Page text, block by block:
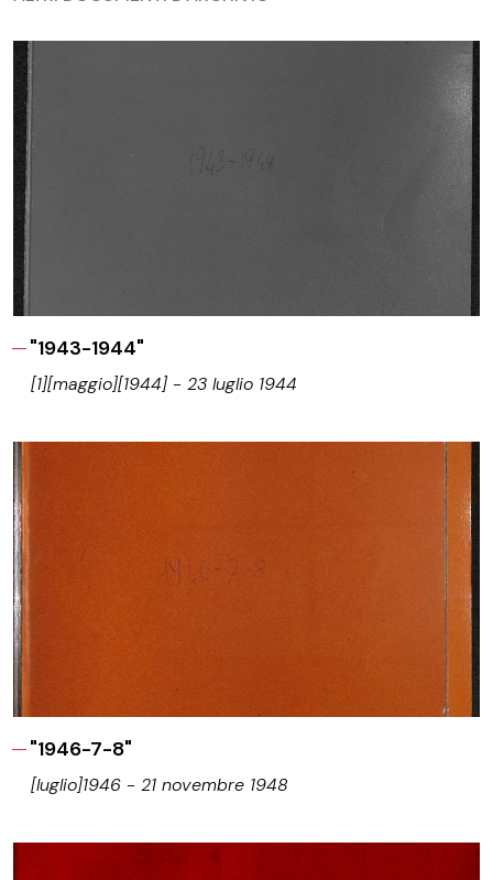
"1943-1944"
[1][maggio][1944] - 23 luglio 1944
"1946-7-8"
[luglio]1946 - 21 novembre 1948